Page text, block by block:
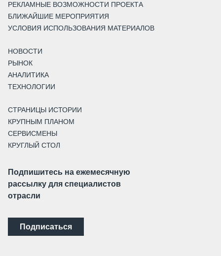
РЕКЛАМНЫЕ ВОЗМОЖНОСТИ ПРОЕКТА
БЛИЖАЙШИЕ МЕРОПРИЯТИЯ
УСЛОВИЯ ИСПОЛЬЗОВАНИЯ МАТЕРИАЛОВ
НОВОСТИ
РЫНОК
АНАЛИТИКА
ТЕХНОЛОГИИ
СТРАНИЦЫ ИСТОРИИ
КРУПНЫМ ПЛАНОМ
СЕРВИСМЕНЫ
КРУГЛЫЙ СТОЛ
Подпишитесь на ежемесячную
рассылку для специалистов
отрасли
Подписаться